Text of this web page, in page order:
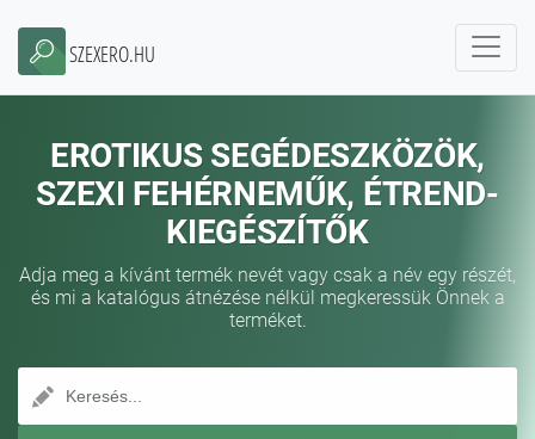
SZEXERO.HU
EROTIKUS SEGÉDESZKÖZÖK,
SZEXI FEHÉRNEMŰK, ÉTREND-
KIEGÉSZÍTŐK
Adja meg a kívánt termék nevét vagy csak a név egy részét,
és mi a katalógus átnézése nélkül megkeressük Önnek a
terméket.